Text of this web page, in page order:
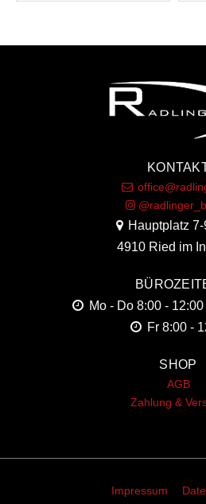
Hauptplatz 7-
4910 Ried im
Mo - Do 8:00 -
Fr 8:00 -
SHOP
AGB
Zahlung &
Impressum